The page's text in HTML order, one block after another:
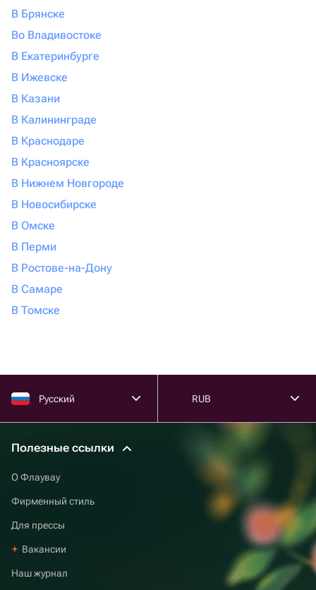
В Брянске
Во Владивостоке
В Екатеринбурге
В Ижевске
В Казани
В Калининграде
В Краснодаре
В Красноярске
В Нижнем Новгороде
В Новосибирске
В Омске
В Перми
В Ростове-на-Дону
В Самаре
В Томске
Русский RUB
Полезные ссылки
О Флаувау
Фирменный стиль
Для прессы
Вакансии
Наш журнал